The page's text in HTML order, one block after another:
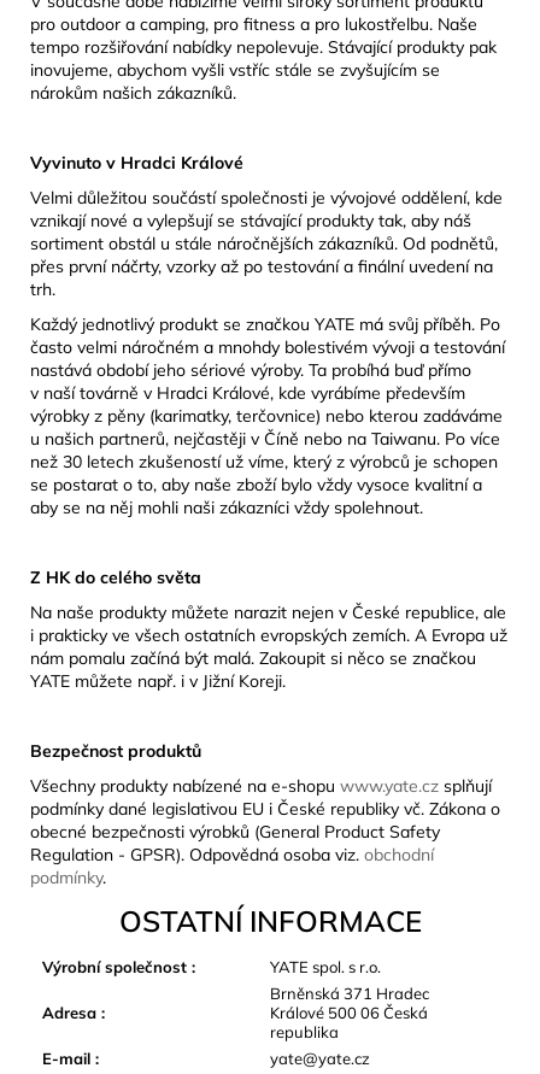
pro outdoor a camping, pro fitness a pro lukostřelbu. Naše
tempo rozšiřování nabídky nepolevuje. Stávající produkty pak
inovujeme, abychom vyšli vstříc stále se zvyšujícím se
nárokům našich zákazníků.
Vyvinuto v Hradci Králové
Velmi důležitou součástí společnosti je vývojové oddělení, kde
vznikají nové a vylepšují se stávající produkty tak, aby náš
sortiment obstál u stále náročnějších zákazníků. Od podnětů,
přes první náčrty, vzorky až po testování a finální uvedení na
trh.
Každý jednotlivý produkt se značkou YATE má svůj příběh. Po
často velmi náročném a mnohdy bolestivém vývoji a testování
nastává období jeho sériové výroby. Ta probíhá buď přímo
v naší továrně v Hradci Králové, kde vyrábíme především
výrobky z pěny (karimatky, terčovnice) nebo kterou zadáváme
u našich partnerů, nejčastěji v Číně nebo na Taiwanu. Po více
než 30 letech zkušeností už víme, který z výrobců je schopen
se postarat o to, aby naše zboží bylo vždy vysoce kvalitní a
aby se na něj mohli naši zákazníci vždy spolehnout.
Z HK do celého světa
Na naše produkty můžete narazit nejen v České republice, ale
i prakticky ve všech ostatních evropských zemích. A Evropa už
nám pomalu začíná být malá. Zakoupit si něco se značkou
YATE můžete např. i v Jižní Koreji.
Bezpečnost produktů
Všechny produkty nabízené na e-shopu www.yate.cz splňují
podmínky dané legislativou EU i České republiky vč. Zákona o
obecné bezpečnosti výrobků (General Product Safety
Regulation - GPSR). Odpovědná osoba viz. obchodní
podmínky.
OSTATNÍ INFORMACE
Výrobní společnost : YATE spol. s r.o.
Adresa :
Brněnská 371 Hradec
Králové 500 06 Česká
republika
E-mail : yate@yate.cz